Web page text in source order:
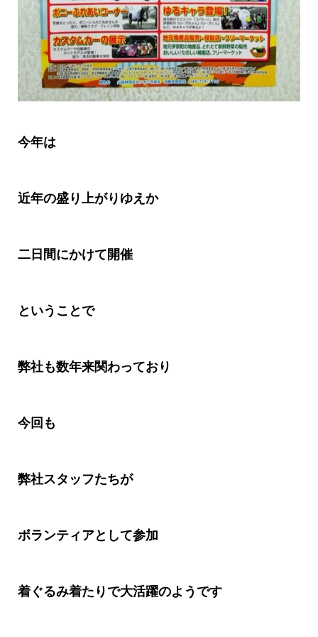
今年は
近年の盛り上がりゆえか
二日間にかけて開催
ということで
弊社も数年来関わっており
今回も
弊社スタッフたちが
ボランティアとして参加
着ぐるみ着たりで大活躍のようです